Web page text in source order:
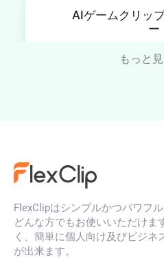
AIゲームクリッ
ー
TikTokクリッ
Twitchから
もっと
FlexClipはシンプルかつパワフ
どんな方でもお使いいただけま
く、簡単に個人向け及びビジネ
が出来ます。